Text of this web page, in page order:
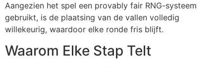
Aangezien het spel een provably fair RNG-systeem
gebruikt, is de plaatsing van de vallen volledig
willekeurig, waardoor elke ronde fris blijft.
Waarom Elke Stap Telt